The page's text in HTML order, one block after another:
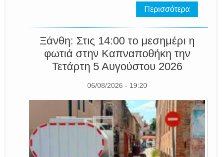
Περισσότερα
Ξάνθη: Στις 14:00 το μεσημέρι η
φωτιά στην Καπναποθήκη την
Τετάρτη 5 Αυγούστου 2026
06/08/2026 - 19:20